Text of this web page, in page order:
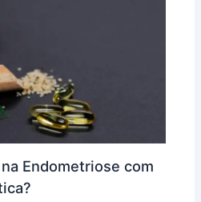
Endometriose com